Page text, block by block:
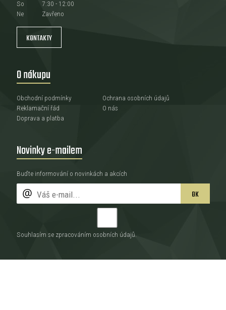
So
7:30 - 12:00
Ne
Zavřeno
KONTAKTY
O nákupu
Obchodní podmínky
Reklamační řád
Doprava a platba
Ochrana osobních údajů
O nás
Novinky e-mailem
Buďte informování o novinkách a akcích
OK
Souhlasím se zpracováním osobních údajů